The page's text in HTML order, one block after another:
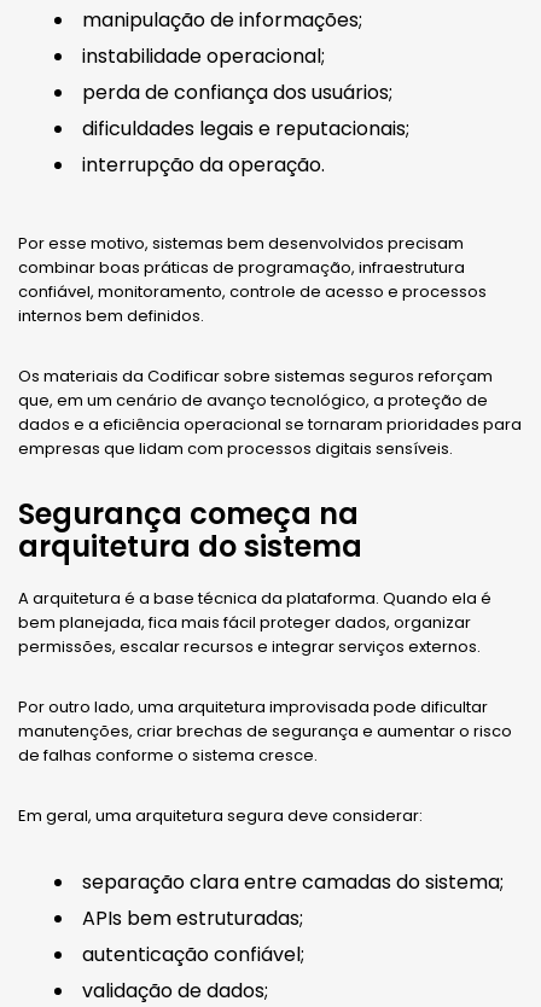
manipulação de informações;
instabilidade operacional;
perda de confiança dos usuários;
dificuldades legais e reputacionais;
interrupção da operação.
Por esse motivo, sistemas bem desenvolvidos precisam
combinar boas práticas de programação, infraestrutura
confiável, monitoramento, controle de acesso e processos
internos bem definidos.
Os materiais da Codificar sobre sistemas seguros reforçam
que, em um cenário de avanço tecnológico, a proteção de
dados e a eficiência operacional se tornaram prioridades para
empresas que lidam com processos digitais sensíveis.
Segurança começa na
arquitetura do sistema
A arquitetura é a base técnica da plataforma. Quando ela é
bem planejada, fica mais fácil proteger dados, organizar
permissões, escalar recursos e integrar serviços externos.
Por outro lado, uma arquitetura improvisada pode dificultar
manutenções, criar brechas de segurança e aumentar o risco
de falhas conforme o sistema cresce.
Em geral, uma arquitetura segura deve considerar:
separação clara entre camadas do sistema;
APIs bem estruturadas;
autenticação confiável;
validação de dados;